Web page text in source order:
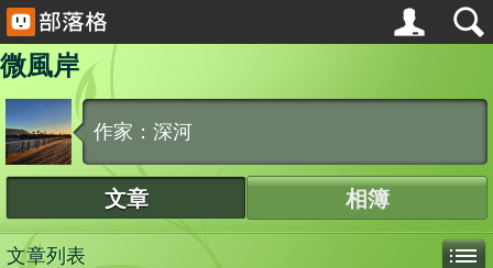
微風岸
作家：深河
文章 相簿
文章列表